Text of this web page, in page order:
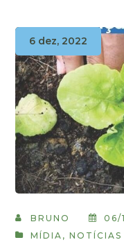
6 dez, 2022
BRUNO
06/
MÍDIA ,NOTÍCIAS